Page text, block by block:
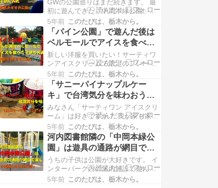
スにもなっていますが、そんなの関
係ありません。 宇都宮には美味しい
餃子がいっぱいあ…
すすめ公園）
GWの公園巡りはまだ続きます。 最
初に遊んできた「中岡本緑公園」の
記事はこちら。 河内図書館隣の「中
岡本緑公園」は遊具の通路が網目で
新しく子供も楽しい（宇都宮おすす
め公園） 緑豊かで難しいギミックも
ありましたが、すべり台に満足でき
なかった息子は他の公園にも行きた
かったみたいです。…
5年前 このたびは、栃木から。
「パイン公園」で遊んだ後は
ベルモールでアイスを食べて
子供も大満足（宇都宮おすす
め公園）
新しい洋服を買いたい！サーティワ
ンアイスクリームで限定のフレーバ
ーを食べたい！ ということでベルモ
ールに行って来ました。 ベルモール
でサーティワンアイスクリームを食
べた記事はこちら。 「サニーパイナ
ップルケーキ」で台湾気分を味わお
う（6月、7月のサーティワンアイ
ス） 外出の目的が…
5年前 このたびは、栃木から。
「サニーパイナップルケー
キ」で台湾気分を味わおう（6
月、7月のサーティワンアイ
ス）
みなさん「サーティワン アイスクリ
ーム」は好きですか？ 我が家も家族
全員大好きで宇都宮のベルモールに
行くたびに食べている気がします。
そんな中、6月1日（火）から台湾ス
イーツである「パイナップルケーキ
」を模した「サニーパイナップルケ
ーキ」が発売されました。 ちょうど
子供の服を買…
5年前 このたびは、栃木から。
河内図書館隣の「中岡本緑公
園」は遊具の通路が網目で新
しく子供も楽しい（宇都宮お
すすめ公園）
うちの子供は公園が大好きです。 イ
ンターパーク内の屋内施設で遊んで
きた記事はこちら。 遊キッズ愛ラン
5年前 このたびは、栃木から。